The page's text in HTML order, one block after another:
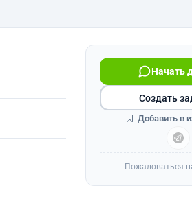
Начать
Создать
Добавить в
Пожаловаться